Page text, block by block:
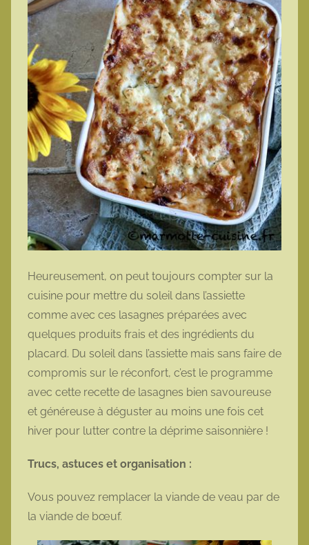
Heureusement, on peut toujours compter sur la
cuisine pour mettre du soleil dans l’assiette
comme avec ces lasagnes préparées avec
quelques produits frais et des ingrédients du
placard. Du soleil dans l’assiette mais sans faire de
compromis sur le réconfort, c’est le programme
avec cette recette de lasagnes bien savoureuse
et généreuse à déguster au moins une fois cet
hiver pour lutter contre la déprime saisonnière !
Trucs, astuces et organisation :
Vous pouvez remplacer la viande de veau par de
la viande de bœuf.